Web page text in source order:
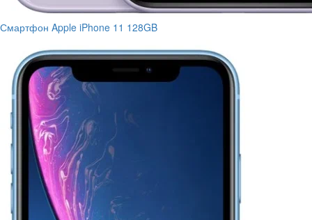
Смартфон Apple iPhone 11 128GB